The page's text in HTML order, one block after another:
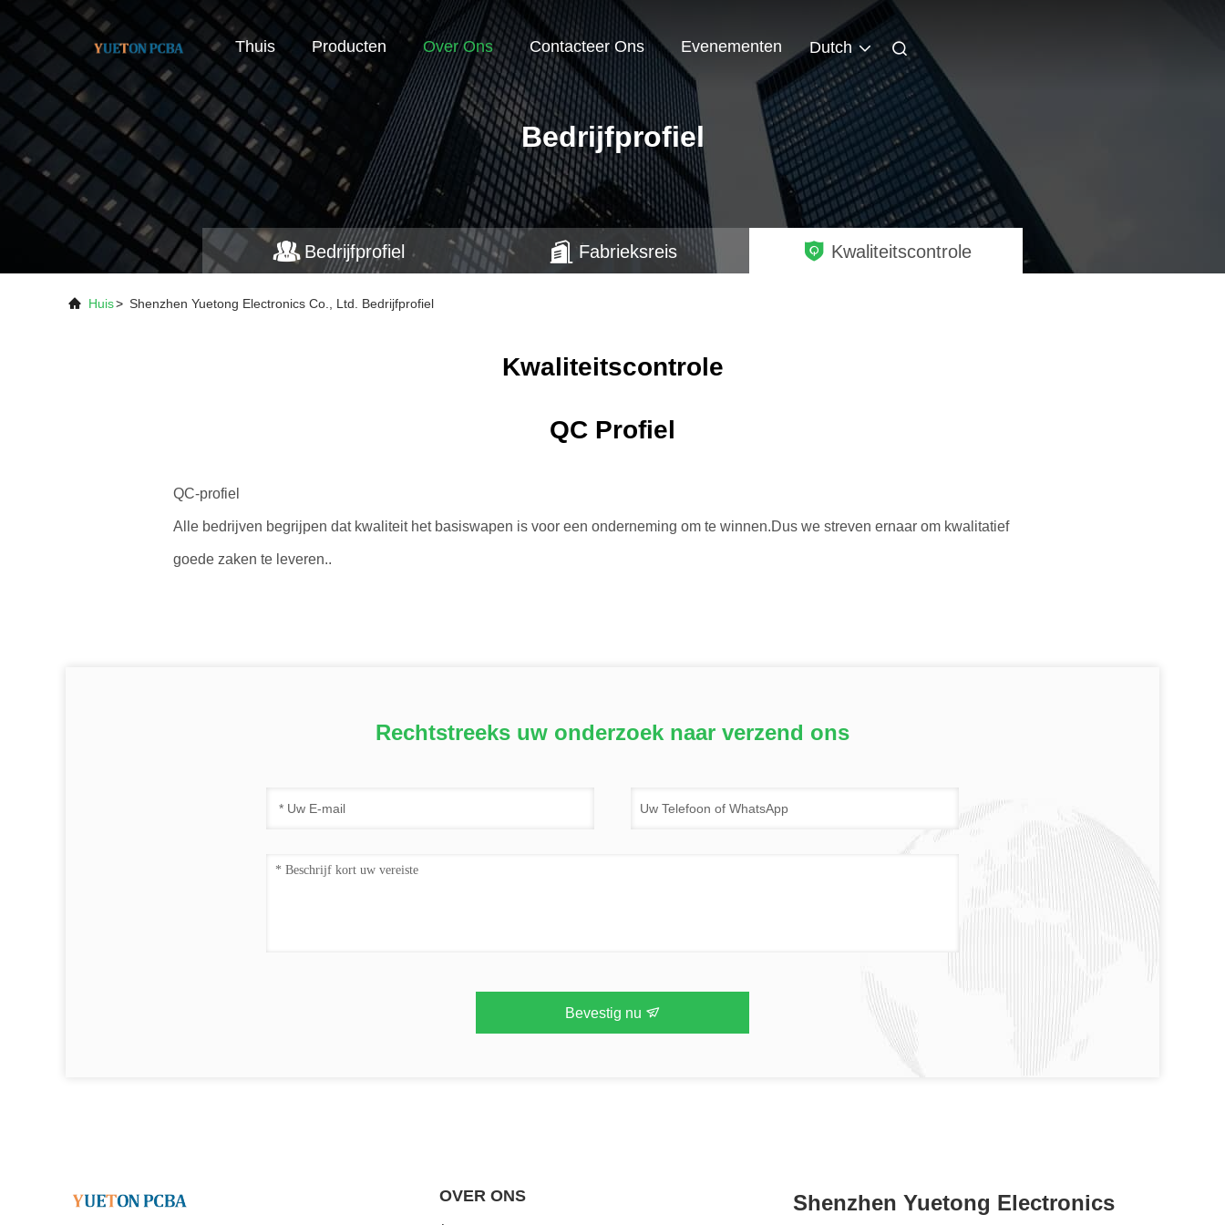
Thuis Producten Over Ons Contacteer Ons Evenementen Dutch
Bedrijfprofiel
Bedrijfprofiel Fabrieksreis Kwaliteitscontrole
Huis> Shenzhen Yuetong Electronics Co., Ltd. Bedrijfprofiel
Kwaliteitscontrole
QC Profiel
QC-profiel
Alle bedrijven begrijpen dat kwaliteit het basiswapen is voor een onderneming om te winnen.Dus we streven ernaar om kwalitatief
goede zaken te leveren..
Rechtstreeks uw onderzoek naar verzend ons
Bevestig nu
OVER ONS
Shenzhen Yuetong Electronics